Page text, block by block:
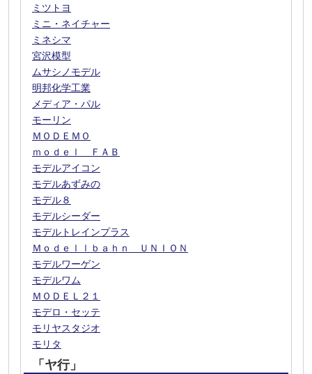
ミツトヨ
ミニ・ネイチャー
ミネシマ
宮沢模型
ムサシノモデル
明邦化学工業
メディア・パル
モーリン
ＭＯＤＥＭＯ
ｍｏｄｅｌ ＦＡＢ
モデルアイコン
モデルあずみの
モデル８
モデルシーダー
モデルトレインプラス
Ｍｏｄｅｌｌｂａｈｎ ＵＮＩＯＮ
モデルワーゲン
モデルワム
ＭＯＤＥＬ２１
モデロ・セッテ
モリヤスタジオ
モリタ
「ヤ行」